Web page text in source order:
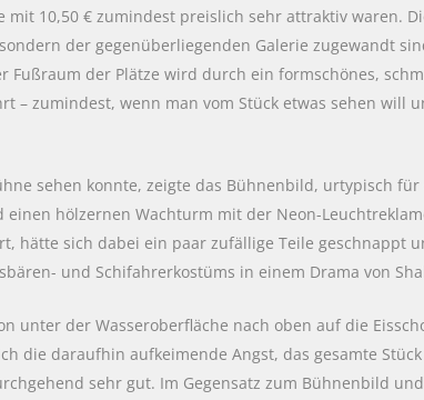
mit 10,50 € zumindest preislich sehr attraktiv waren.
der gegenüberliegenden Galerie zugewandt
der Plätze wird durch ein formschönes,
– zumindest, wenn man vom Stück etwas sehen will
sehen konnte, zeigte das Bühnenbild, urtypisch
hölzernen Wachturm mit der Neon-
hätte sich dabei ein paar zufällige Teile geschnappt
und Schifahrerkostüms in einem Drama von
unter der Wasseroberfläche nach oben auf die
die daraufhin aufkeimende Angst, das gesamte
sehr gut. Im Gegensatz zum Bühnenbild